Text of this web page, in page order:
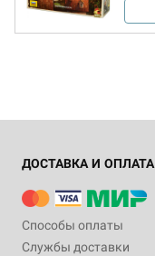
ДОСТАВКА И ОПЛАТА
Способы оплаты
Службы доставки